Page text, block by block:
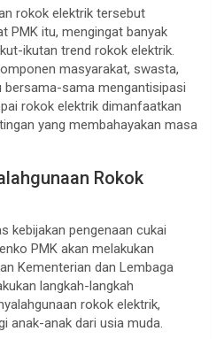
rokok elektrik tersebut
PMK itu, mengingat banyak
ikutan trend rokok elektrik.
masyarakat, swasta,
bersama-sama mengantisipasi
rokok elektrik dimanfaatkan
yang membahayakan masa
Rokok
kebijakan pengenaan cukai
PMK akan melakukan
Kementerian dan Lembaga
langkah-langkah
rokok elektrik,
anak-anak dari usia muda.